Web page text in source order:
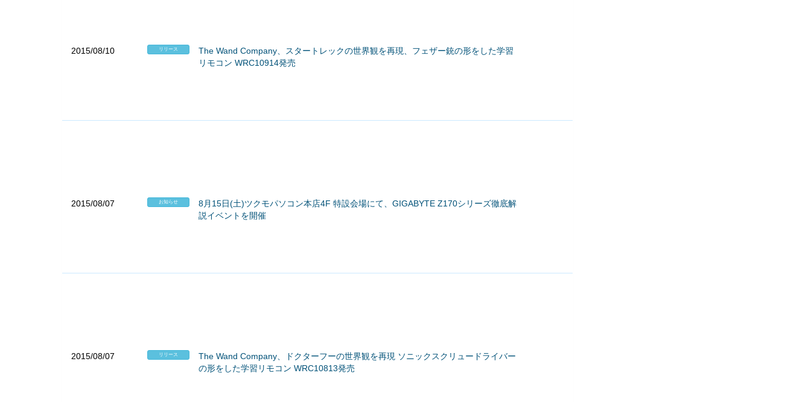
2015/08/10 リリース
The Wand Company、スタートレックの世界観を再現、フェザー銃の形をした学習
リモコン WRC10914発売
2015/08/07 お知らせ
8月15日(土)ツクモパソコン本店4F 特設会場にて、GIGABYTE Z170シリーズ徹底解
説イベントを開催
2015/08/07 リリース
The Wand Company、ドクターフーの世界観を再現 ソニックスクリュードライバー
の形をした学習リモコン WRC10813発売